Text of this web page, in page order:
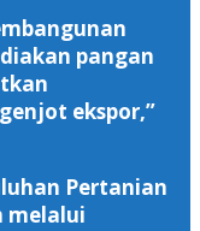
pangan
ekspor,”
Pertanian
melalui